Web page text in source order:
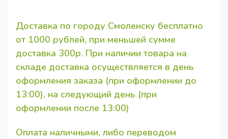
Доставка по городу Смоленску бесплатно
от 1000 рублей, при меньшей сумме
доставка 300р. При наличии товара на
складе доставка осуществляется в день
оформления заказа (при оформлении до
13:00), на следующий день (при
оформлении после 13:00)
Оплата наличными, либо переводом